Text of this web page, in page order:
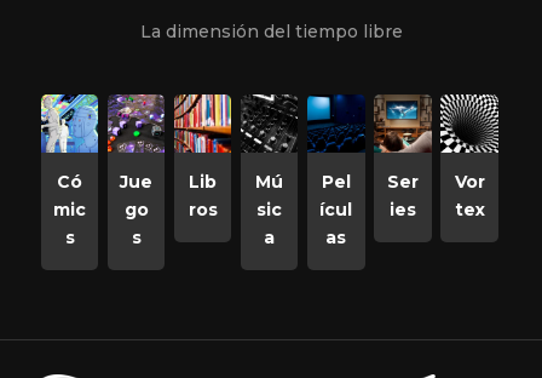
La dimensión del tiempo libre
Có
mic
s
Jue
go
s
Lib
ros
Mú
sic
a
Pel
ícul
as
Ser
ies
Vor
tex